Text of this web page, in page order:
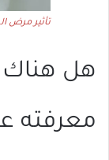
تأثير مرض
هل هناك
معرفته